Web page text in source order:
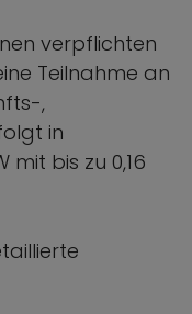
verpflichten
Teilnahme an
,
in
bis zu 0,16